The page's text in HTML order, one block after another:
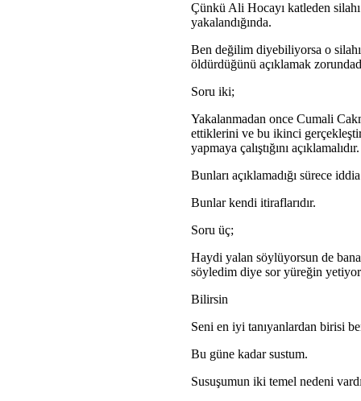
Çünkü Ali Hocayı katleden
yakalandığında.
Ben değilim diyebiliyorsa o
öldürdüğünü açıklamak
Soru iki;
Yakalanmadan once Cumali
ettiklerini ve bu ikinci
yapmaya çalıştığını açıklamalıdır.
Bunları açıklamadığı sürece
Bunlar kendi itiraflarıdır.
Soru üç;
Haydi yalan söylüyorsun de
söyledim diye sor yüreğin
Bilirsin
Seni en iyi tanıyanlardan birisi
Bu güne kadar sustum.
Susuşumun iki temel nedeni